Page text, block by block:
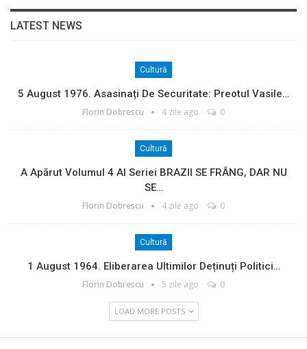
LATEST NEWS
Cultură
5 August 1976. Asasinați De Securitate: Preotul Vasile…
Florin Dobrescu 4 zile ago 0
Cultură
A Apărut Volumul 4 Al Seriei BRAZII SE FRÂNG, DAR NU
SE…
Florin Dobrescu 4 zile ago 0
Cultură
1 August 1964. Eliberarea Ultimilor Deținuți Politici…
Florin Dobrescu 5 zile ago 0
LOAD MORE POSTS